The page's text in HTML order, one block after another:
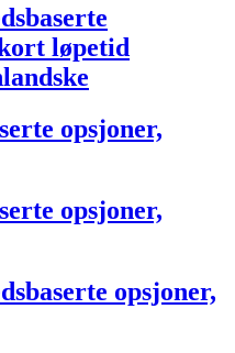
løpetid
opsjoner,
opsjoner,
opsjoner,